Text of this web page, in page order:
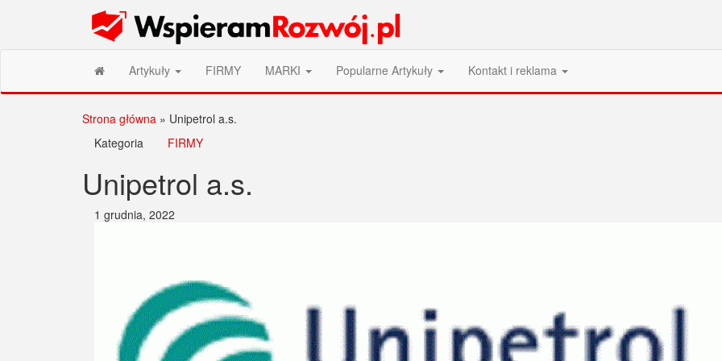
Wspieram Rozwój PL
Artykuły FIRMY MARKI Popularne Artykuły Kontakt i reklama
Strona główna » Unipetrol a.s.
Kategoria
FIRMY
Unipetrol a.s.
1 grudnia, 2022